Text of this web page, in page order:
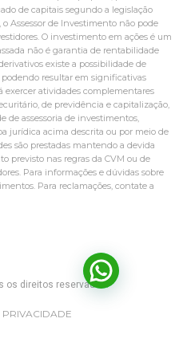
de capitais segundo a legislação
Assessor de Investimento não pode
O investimento em ações é um
não é garantia de rentabilidade
existe a possibilidade de
podendo resultar em significativas
exercer atividades complementares
de previdência e capitalização,
de assessoria de investimentos,
jurídica acima descrita ou por meio de
são prestadas mantendo a devida
previsto nas regras da CVM ou de
Para informações e dúvidas sobre
Para reclamações, contate a
os direitos reservados.